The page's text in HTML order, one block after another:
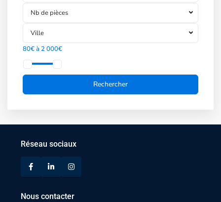
Nb de pièces
Ville
80€ à 2 000€
Réseau sociaux
Nous contacter